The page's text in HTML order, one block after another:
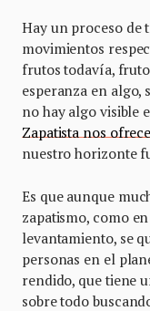
Hay un proceso
movimientos
frutos todavía,
esperanza en algo,
no hay algo visible
Zapatista nos
nuestro horizonte
Es que aunque
zapatismo, como
levantamiento, se
personas en el
rendido, que tiene
sobre todo